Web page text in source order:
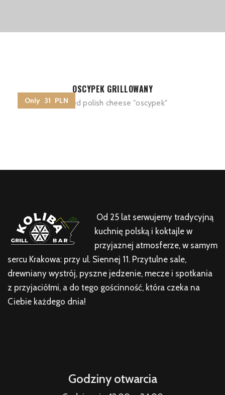
Only 31 PLN
OSCYPEK GRILLOWANY
Grilled polish cheese "oscypek"
Od 25 lat serwujemy tradycyjną
kuchnię polską i koktajle w
przyjaznej atmosferze, w samym
sercu Krakowa: przy ul. Siennej 11. Przytulne sale,
drewniany wystrój, pyszne jedzenie, mecze i spotkania
z przyjaciółmi, a do tego gościnność, która czeka na
Ciebie każdego dnia!
Godziny otwarcia